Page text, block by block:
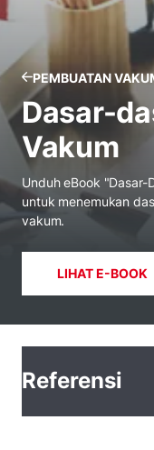
PEMBUATAN
Dasar-
Vakum
Unduh eBook "Dasar-
untuk menemukan
vakum.
LIHAT E-BOOK
Referensi